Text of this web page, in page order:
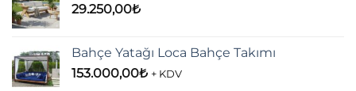
29.250,00₺
Bahçe Yatağı Loca Bahçe Takımı
153.000,00₺ + KDV